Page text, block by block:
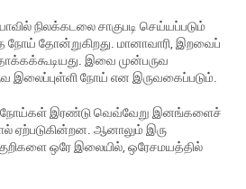
நிலக்கடலை சாகுபடி செய்யப்படும்
நோய் தோன்றுகிறது. மானாவாரி, இறவைப்
இவை முன்பருவ
இலைப்புள்ளி நோய் என இருவகைப்படும்.
நோய்கள் இரண்டு வெவ்வேறு இனங்களைச்
ஏற்படுகின்றன. ஆனாலும் இரு
ஒரே இலையில், ஒரேசமயத்தில்